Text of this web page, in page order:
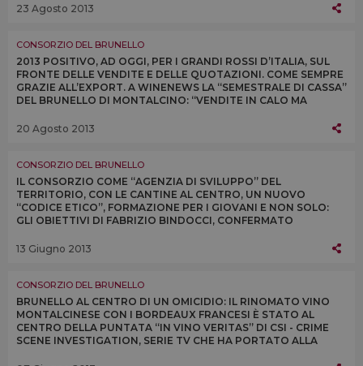
23 Agosto 2013
CONSORZIO DEL BRUNELLO
2013 POSITIVO, AD OGGI, PER I GRANDI ROSSI D’ITALIA, SUL
FRONTE DELLE VENDITE E DELLE QUOTAZIONI. COME SEMPRE
GRAZIE ALL’EXPORT. A WINENEWS LA “SEMESTRALE DI CASSA”
DEL BRUNELLO DI MONTALCINO: “VENDITE IN CALO MA
20 Agosto 2013
CONSORZIO DEL BRUNELLO
IL CONSORZIO COME “AGENZIA DI SVILUPPO” DEL
TERRITORIO, CON LE CANTINE AL CENTRO, UN NUOVO
“CODICE ETICO”, FORMAZIONE PER I GIOVANI E NON SOLO:
GLI OBIETTIVI DI FABRIZIO BINDOCCI, CONFERMATO
MONTALCINO
13 Giugno 2013
CONSORZIO DEL BRUNELLO
BRUNELLO AL CENTRO DI UN OMICIDIO: IL RINOMATO VINO
MONTALCINESE CON I BORDEAUX FRANCESI È STATO AL
CENTRO DELLA PUNTATA “IN VINO VERITAS” DI CSI - CRIME
SCENE INVESTIGATION, SERIE TV CHE HA PORTATO ALLA